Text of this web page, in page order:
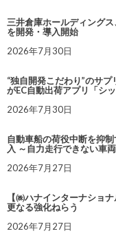
三井倉庫ホールディング
を開発・導入開始
2026年7月30日
“独自開発こだわり”のサ
がEC自動出荷アプリ「シ
2026年7月30日
自動車船の荷役中断を抑
入 ～自力走行できない車
2026年7月27日
【㈱ハナインターナショ
更なる強化ねらう
2026年7月27日